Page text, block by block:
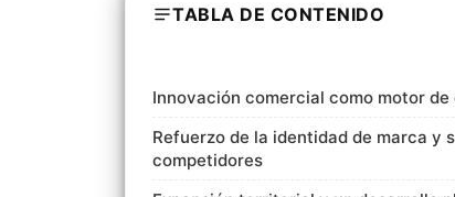
TABLA DE CONTENIDO
Innovación comercial como motor
Refuerzo de la identidad de marca y
competidores